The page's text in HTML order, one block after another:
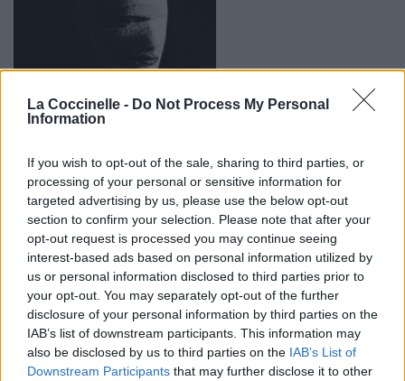
La Coccinelle - Do Not Process My Personal
Information
If you wish to opt-out of the sale, sharing to third parties, or
processing of your personal or sensitive information for
targeted advertising by us, please use the below opt-out
section to confirm your selection. Please note that after your
opt-out request is processed you may continue seeing
interest-based ads based on personal information utilized by
us or personal information disclosed to third parties prior to
your opt-out. You may separately opt-out of the further
disclosure of your personal information by third parties on the
IAB’s list of downstream participants. This information may
also be disclosed by us to third parties on the IAB’s List of
Downstream Participants that may further disclose it to other
⇑
Biographie
Albums & Chansons
Téléchargements
Photos
Corrections & commentaires
Dire «merci» pour cette traduction Corriger une erreur